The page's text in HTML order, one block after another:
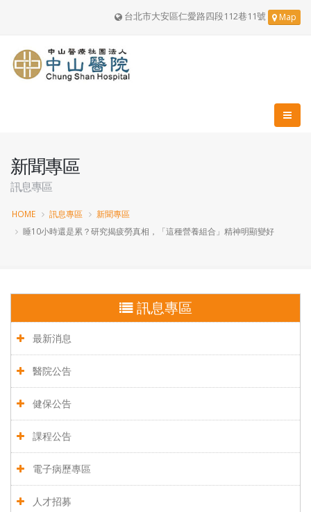
台北市大安區仁愛路四段112巷11號 Map
新聞專區
訊息專區
HOME 訊息專區
新聞專區
睡10小時還是累？研究揭疲勞真相，「這種營養組合」精神明顯變好
訊息專區
最新消息
醫院公告
健保公告
課程公告
電子病歷專區
人才招募